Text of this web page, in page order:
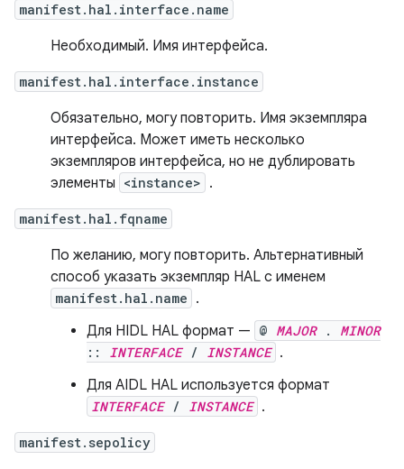
manifest.hal.interface.name
Необходимый. Имя интерфейса.
manifest.hal.interface.instance
Обязательно, могу повторить. Имя экземпляра
интерфейса. Может иметь несколько
экземпляров интерфейса, но не дублировать
элементы <instance> .
manifest.hal.fqname
По желанию, могу повторить. Альтернативный
способ указать экземпляр HAL с именем
manifest.hal.name .
Для HIDL HAL формат — @ MAJOR. MINOR
:: INTERFACE/ INSTANCE .
Для AIDL HAL используется формат
INTERFACE/ INSTANCE .
manifest.sepolicy